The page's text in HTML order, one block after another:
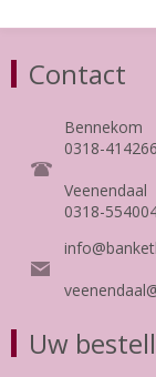
Contact
Bennekom
0318-414266
Veenendaal
0318-
Uw